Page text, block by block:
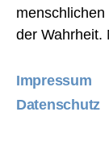
der Wahrheit.
Impressum
Datenschutz